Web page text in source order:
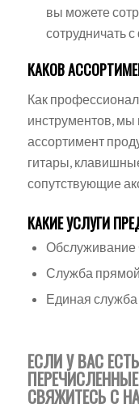
вы можете
сотрудничать
КАКОВ
Как
инструментов,
ассортимент
гитары,
сопутствующие
КАКИЕ УСЛУГИ
Служба
Единая служба
ЕСЛИ У ВАС
СВЯЖИТЕСЬ С